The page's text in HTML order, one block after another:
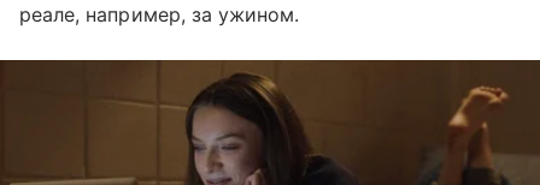
реале, например, за ужином.